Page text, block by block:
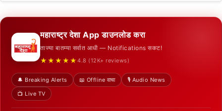
महाराष्ट्र देशा App डाउनलोड करा
ताज्या बातम्या सर्वात आधी — Notifications सकट!
★★★★★ 4.8 (12K+ reviews)
🔔 Breaking Alerts 📖 Offline वाचा
🎙️ Audio News
📺 Live TV